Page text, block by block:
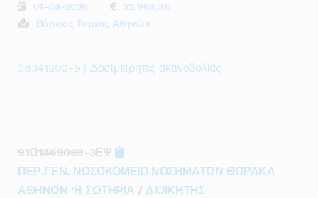
01-04-2026
22.964,80
Βόρειος Τομέας Αθηνών
38341200-9 | Δοσιμετρητές ακτινοβολίας
91Ω1469069-3ΕΨ
ΠΕΡ.ΓΕΝ. ΝΟΣΟΚΟΜΕΙΟ ΝΟΣΗΜΑΤΩΝ ΘΩΡΑΚΑ
ΑΘΗΝΩΝ 'Η ΣΩΤΗΡΙΑ / ΔΙΟΙΚΗΤΗΣ